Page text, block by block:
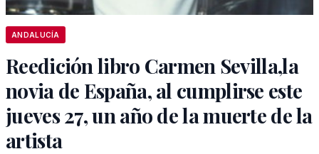
ANDALUCÍA
Reedición libro Carmen Sevilla,la
novia de España, al cumplirse este
jueves 27, un año de la muerte de la
artista